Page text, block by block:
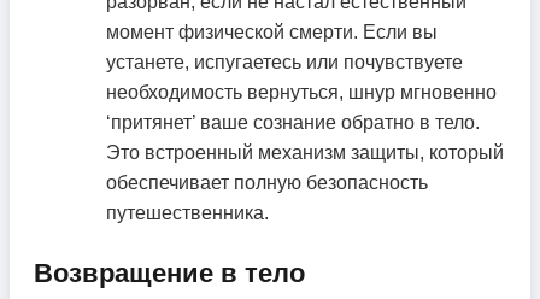
момент физической смерти. Если вы
устанете, испугаетесь или почувствуете
необходимость вернуться, шнур мгновенно
‘притянет’ ваше сознание обратно в тело.
Это встроенный механизм защиты, который
обеспечивает полную безопасность
путешественника.
Возвращение в тело